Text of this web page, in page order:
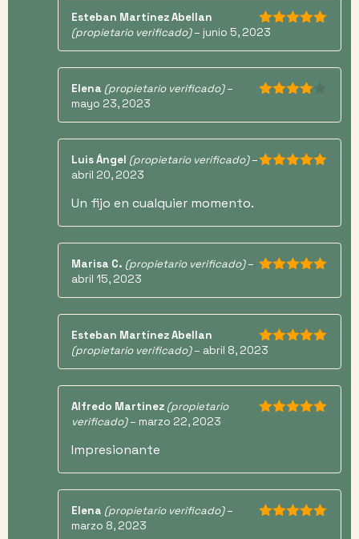
5de 5
Esteban Martínez Abellan
(propietario verificado) – junio 5, 2023
Elena (propietario verificado) –
mayo 23, 2023
Luis Ángel (propietario verificado) –
abril 20, 2023
Un fijo en cualquier momento.
Marisa C. (propietario verificado) –
abril 15, 2023
5de 5
Esteban Martínez Abellan
(propietario verificado) – abril 8, 2023
Alfredo Martinez (propietario
verificado) – marzo 22, 2023
Impresionante
Elena (propietario verificado) –
marzo 8, 2023